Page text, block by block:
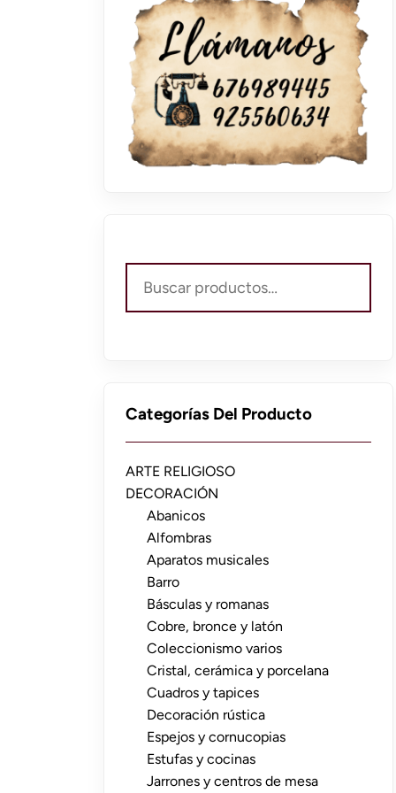
por:
Categorías Del Producto
ARTE RELIGIOSO
DECORACIÓN
Abanicos
Alfombras
Aparatos musicales
Barro
Básculas y romanas
Cobre, bronce y latón
Coleccionismo varios
Cristal, cerámica y porcelana
Cuadros y tapices
Decoración rústica
Espejos y cornucopias
Estufas y cocinas
Jarrones y centros de mesa